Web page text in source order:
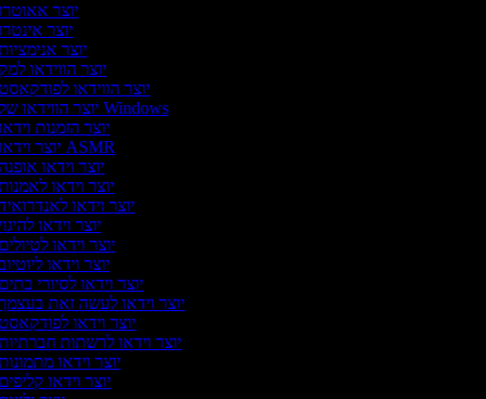
יוצר
יוצר
יוצר
יוצר הווידאו
יוצר הווידאו
יוצר הווידאו של Windows
יוצר הזמנות
יוצר וידאו ASMR
יוצר וידאו
יוצר וידאו
יוצר וידאו
יוצר וידאו
יוצר וידאו
יוצר וידאו
יוצר וידאו לסיורי
יוצר וידאו לעשה זאת
יוצר וידאו
יוצר וידאו לרשתות
יוצר וידאו
יוצר וידאו